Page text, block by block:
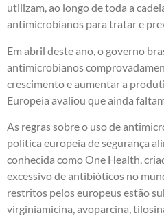
utilizam, ao longo de toda a
antimicrobianos para tratar e
Em abril deste ano, o governo
antimicrobianos
crescimento e aumentar a
Europeia avaliou que ainda
As regras sobre o uso de
política europeia de segurança
conhecida como One Health,
excessivo de antibióticos no
restritos pelos europeus estão
virginiamicina, avoparcina,